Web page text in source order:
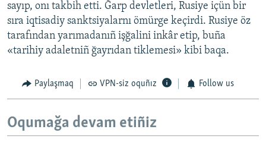
sayıp, onı takbih etti. Ğarp devletleri, Rusiye içün bir
sıra iqtisadiy sanktsiyalarnı ömürge keçirdi. Rusiye öz
tarafından yarımadanıñ işğalini inkâr etip, buña
«tarihiy adaletniñ ğayrıdan tiklemesi» kibi baqa.
Paylaşmaq VPN-siz oquñız Follow us
Oqumağa devam etiñiz